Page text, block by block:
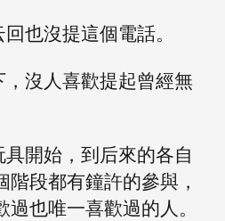
也沒提這個電話。
沒人喜歡提起曾經無
開始，到后來的各自
段都有鐘許的參與，
也唯一喜歡過的人。